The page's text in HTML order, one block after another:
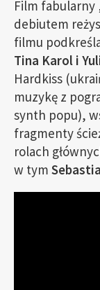
Film fabularny
debiutem
filmu
Tina Karol i
Hardkiss
muzykę z
synth popu),
fragmenty
rolach
w tym